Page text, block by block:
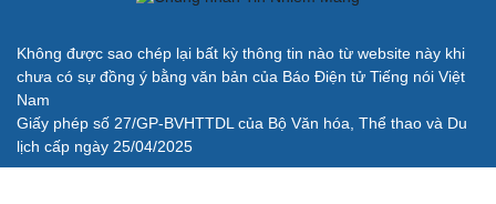
Không được sao chép lại bất kỳ thông tin nào từ website này khi
chưa có sự đồng ý bằng văn bản của Báo Điện tử Tiếng nói Việt
Nam
Giấy phép số 27/GP-BVHTTDL của Bộ Văn hóa, Thể thao và Du
lịch cấp ngày 25/04/2025